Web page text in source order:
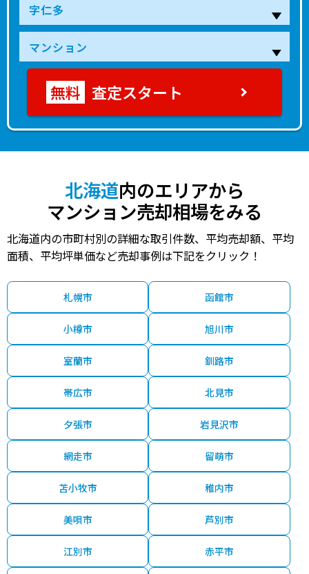
査定スタート
北海道内のエリアから
マンション売却相場をみる
北海道内の市町村別の詳細な取引件数、平均売却額、平均
面積、平均坪単価など売却事例は下記をクリック！
札幌市 函館市
小樽市 旭川市
室蘭市 釧路市
帯広市 北見市
夕張市 岩見沢市
網走市 留萌市
苫小牧市 稚内市
美唄市 芦別市
江別市 赤平市